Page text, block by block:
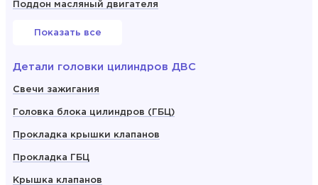
Поддон масляный двигателя
Показать все
Детали головки цилиндров ДВС
Свечи зажигания
Головка блока цилиндров (ГБЦ)
Прокладка крышки клапанов
Прокладка ГБЦ
Крышка клапанов